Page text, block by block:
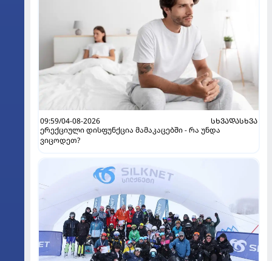
09:59/04-08-2026
ᲡᲮᲕᲐᲓᲐᲡᲮᲕᲐ
ერექციული დისფუნქცია მამაკაცებში - რა უნდა
ვიცოდეთ?